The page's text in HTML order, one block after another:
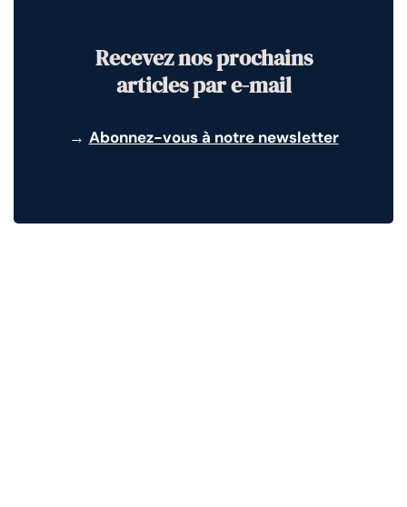
Recevez nos prochains
articles par e-mail
→ Abonnez-vous à notre newsletter